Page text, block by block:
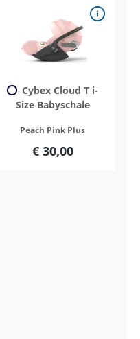
Cybex Cloud T i-
Size Babyschale
Peach Pink Plus
€ 30,00